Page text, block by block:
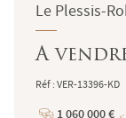
Le Plessis-
A
Réf : VER-13396-KD
1 060 000 €